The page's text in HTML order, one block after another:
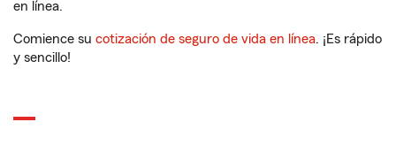
en línea.
Comience su cotización de seguro de vida en línea. ¡Es rápido
y sencillo!